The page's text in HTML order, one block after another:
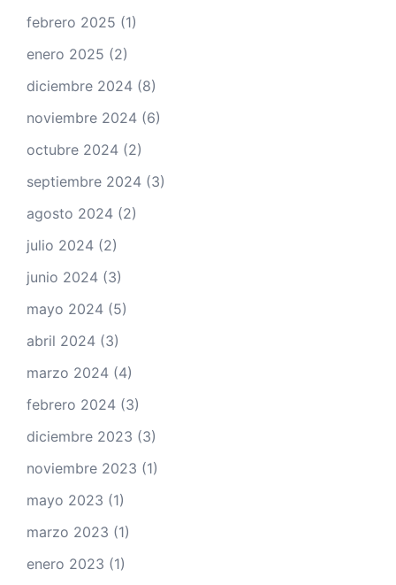
febrero 2025 (1)
enero 2025 (2)
diciembre 2024 (8)
noviembre 2024 (6)
octubre 2024 (2)
septiembre 2024 (3)
agosto 2024 (2)
julio 2024 (2)
junio 2024 (3)
mayo 2024 (5)
abril 2024 (3)
marzo 2024 (4)
febrero 2024 (3)
diciembre 2023 (3)
noviembre 2023 (1)
mayo 2023 (1)
marzo 2023 (1)
enero 2023 (1)